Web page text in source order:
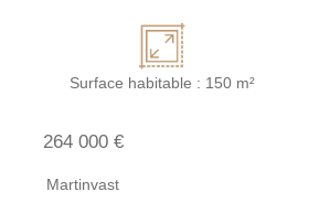
Surface habitable : 150 m²
264 000 €
Martinvast